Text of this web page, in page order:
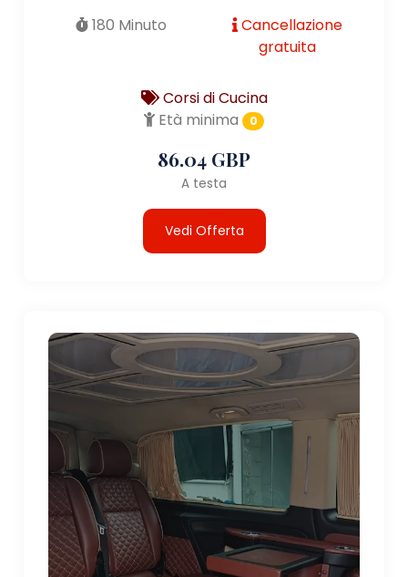
180 Minuto
Cancellazione
gratuita
Corsi di Cucina
Età minima
0
86.04 GBP
A testa
Vedi Offerta